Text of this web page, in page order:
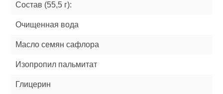
Состав (55,5 г):
Очищенная вода
Масло семян сафлора
Изопропил пальмитат
Глицерин